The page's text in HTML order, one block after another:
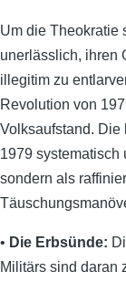
Um die Theokratie
unerlässlich, ihren
illegitim zu
Revolution von
Volksaufstand. Die
1979 systematisch
sondern als
• Die Erbsünde:
Militärs sind daran